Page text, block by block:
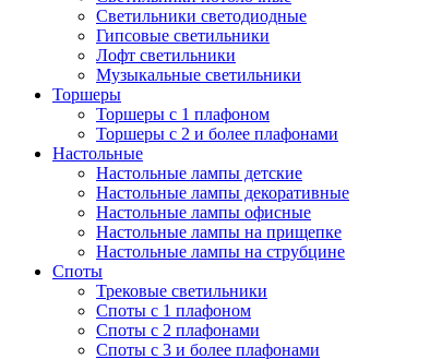
Светильники светодиодные
Гипсовые светильники
Лофт светильники
Музыкальные светильники
Торшеры
Торшеры с 1 плафоном
Торшеры с 2 и более плафонами
Настольные
Настольные лампы детские
Настольные лампы декоративные
Настольные лампы офисные
Настольные лампы на прищепке
Настольные лампы на струбцине
Споты
Трековые светильники
Споты с 1 плафоном
Споты с 2 плафонами
Споты с 3 и более плафонами